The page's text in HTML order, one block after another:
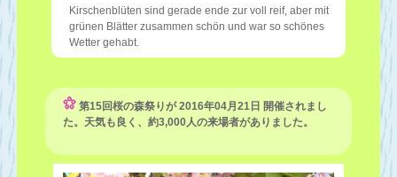
Kirschenblüten sind gerade ende zur voll reif, aber mit
grünen Blätter zusammen schön und war so schönes
Wetter gehabt.
第15回桜の森祭りが 2016年04月21日 開催されまし
た。天気も良く、約3,000人の来場者がありました。